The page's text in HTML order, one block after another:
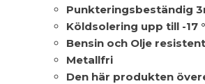
Punkteringsbeständig
Köldsolering upp till -17
Bensin och Olje
Metallfri
Den här produkten